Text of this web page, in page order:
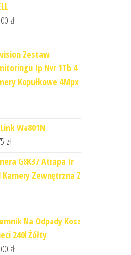
zł
Zestaw
Ip Nvr 1Tb 4
Kopułkowe 4Mpx
Wa801N
zł
G8K37 Atrapa Ir
Kamery Zewnętrzna Z
Na Odpady Kosz
240l Żółty
zł